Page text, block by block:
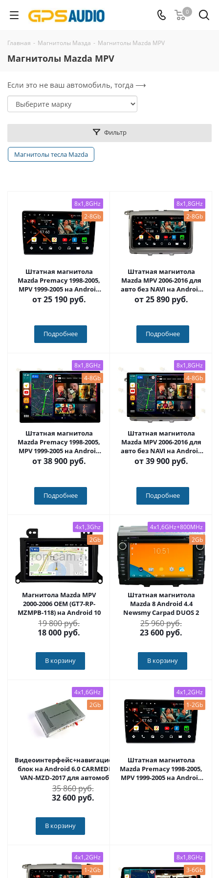
0
Главная - Магнитолы Мазда - Магнитолы Mazda MPV
Магнитолы Mazda MPV
Если это не ваш автомобиль, тогда ⟶
Фильтр
Магнитолы тесла Mazda
8x1,8GHz
2-8Gb
Штатная магнитола
Mazda Premacy 1998-2005,
MPV 1999-2005 на Android
11, DSP, 4G, IPS / QLED 2K,
Carplay - Cardrox CD-4806
от25 190 руб.
Подробнее
8x1,8GHz
2-8Gb
Штатная магнитола
Mazda MPV 2006-2016 для
авто без NAVI на Android
11, DSP, 4G, IPS / QLED 2K,
Carplay - Cardrox CD-4807
от25 890 руб.
Подробнее
8x1,8GHz
4-8Gb
Штатная магнитола
Mazda Premacy 1998-2005,
MPV 1999-2005 на Android
10, DSP, 4G, IPS, Carplay -
Cardrox CD-4806-13 (11-13
от38 900 руб.
Подробнее
8x1,8GHz
4-8Gb
Штатная магнитола
Mazda MPV 2006-2016 для
авто без NAVI на Android
10, DSP, 4G, IPS, Carplay -
Cardrox CD-4807-13 (11-13
от39 900 руб.
Подробнее
4x1,3Ghz
2Gb
Магнитола Mazda MPV
2000-2006 OEM (GT7-RP-
MZMPB-118) на Android 10
19 800 руб.
18 000 руб.
В корзину
4x1,6GHz+800MHz
2Gb
Штатная магнитола
Mazda 8 Android 4.4
Newsmy Carpad DUOS 2
25 960 руб.
23 600 руб.
В корзину
4x1,6GHz
2Gb
Видеоинтерфейс+навигационный
блок на Android 6.0 CARMEDIA EXP
VAN-MZD-2017 для автомобилей
MAZDA
35 860 руб.
32 600руб.
В корзину
4x1,2GHz
1-2Gb
Штатная магнитола
Mazda Premacy 1998-2005,
MPV 1999-2005 на Android
4x1,2GHz
1-2Gb
8x1,8GHz
3-6Gb